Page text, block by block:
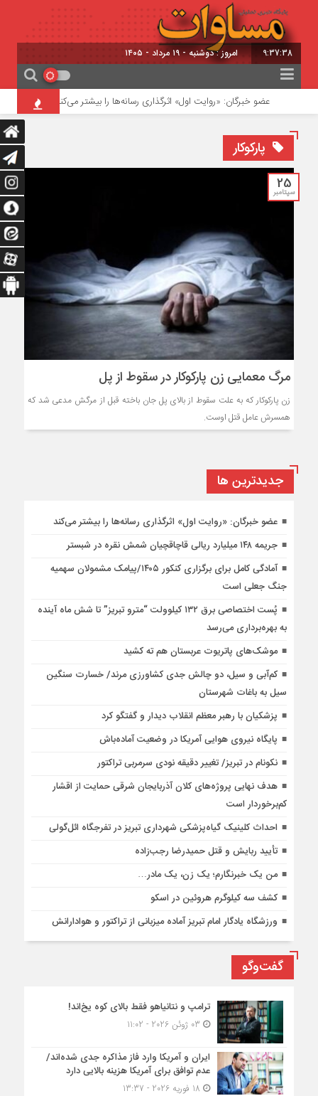
9:37:38 امروز : دوشنبه - ۱۹ مرداد - ۱۴۰۵
عضو خبرگان: «روایت اول» اثرگذاری رسانه‌ها را بیشتر می‌کند
پارکوکار
25
سپتامبر
مرگ معمایی زن پارکوکار در سقوط از پل
زن پارکوکار که به علت سقوط از بالای پل جان باخته قبل از مرگش مدعی شد که
همسرش عامل قتل اوست.
جديدترين ها
عضو خبرگان: «روایت اول» اثرگذاری رسانه‌ها را بیشتر می‌کند
جریمه ۱۴۸ میلیارد ریالی قاچاقچیان شمش نقره در شبستر
آمادگی کامل برای برگزاری کنکور ۱۴۰۵/پیامک مشمولان سهمیه
جنگ جعلی است
پُست اختصاصی برق ۱۳۲ کیلوولت “مترو تبریز” تا شش ماه آینده
به بهره‌برداری می‌رسد
موشک‌های پاتریوت عربستان هم ته‌ کشید
کم‌آبی و سیل، دو چالش جدی کشاورزی مرند/ خسارت سنگین
سیل به باغات شهرستان
پزشکیان با رهبر معظم انقلاب دیدار و گفتگو کرد
پایگاه نیروی هوایی آمریکا در وضعیت آماده‌باش
نکونام در تبریز/ تغییر دقیقه نودی سرمربی تراکتور
هدف نهایی پروژه‌های کلان آذربایجان شرقی حمایت از اقشار
کم‌برخوردار است
احداث کلینیک گیاه‌پزشکی شهرداری تبریز در تفرجگاه ائل‌گولی
تأیید ربایش و قتل حمیدرضا رجب‌زاده
من یک خبرنگارم؛ یک زن، یک مادر…
کشف سه کیلوگرم هروئین در اسکو
ورزشگاه یادگار امام تبریز آماده میزبانی از تراکتور و هوادارانش
گفت‌وگو
ترامپ و نتانیاهو فقط بالای کوه یخ‌اند!
ایران و آمریکا وارد فاز مذاکره جدی شده‌اند/
عدم توافق برای آمریکا هزینه بالایی دارد